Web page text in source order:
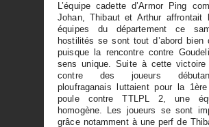
L’équipe cadette d’Armor Ping
Johan, Thibaut et Arthur affrontait
équipes du département ce
hostilités se sont tout d’abord bien
puisque la rencontre contre
sens unique. Suite à cette victoire
contre des joueurs
ploufraganais luttaient pour la
poule contre TTLPL 2, une
homogène. Les joueurs se sont
grâce notamment à une perf de